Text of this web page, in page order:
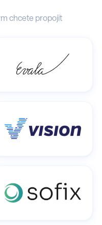
chcete propojit